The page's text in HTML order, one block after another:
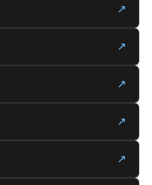
↗
↗
↗
↗
↗